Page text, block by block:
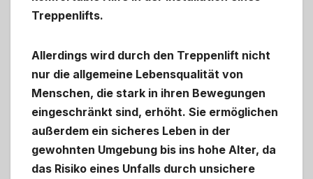
Treppenlifts.
Allerdings wird durch den Treppenlift nicht
nur die allgemeine Lebensqualität von
Menschen, die stark in ihren Bewegungen
eingeschränkt sind, erhöht. Sie ermöglichen
außerdem ein sicheres Leben in der
gewohnten Umgebung bis ins hohe Alter, da
das Risiko eines Unfalls durch unsichere